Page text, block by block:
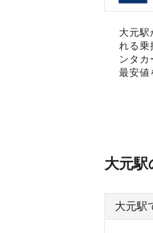
大元駅
れる乗
ンタカ
最安値
大元
大元駅